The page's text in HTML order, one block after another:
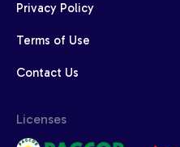
Privacy Policy
Terms of Use
Contact Us
Licenses